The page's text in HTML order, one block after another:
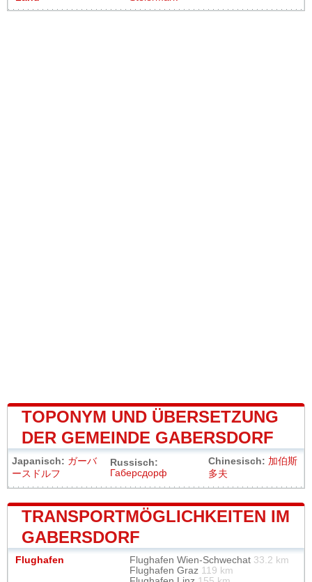
TOPONYM UND ÜBERSETZUNG
DER GEMEINDE GABERSDORF
Japanisch: ガーバ
ースドルフ
Russisch:
Габерсдорф
Chinesisch: 加伯斯
多夫
TRANSPORTMÖGLICHKEITEN IM
GABERSDORF
Flughafen Flughafen Wien-Schwechat 33.2 km
Flughafen Graz 119 km